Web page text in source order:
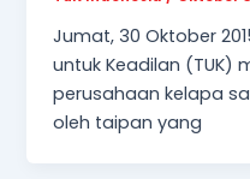
Jumat, 30 Oktober
untuk Keadilan (TUK)
perusahaan kelapa
oleh taipan yang